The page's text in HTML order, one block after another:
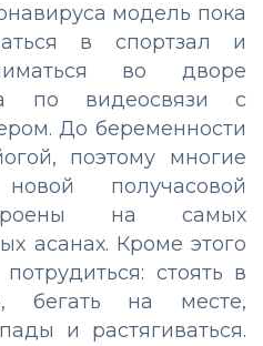
модель пока
в спортзал и
во дворе
по видеосвязи с
До беременности
поэтому многие
получасовой
на самых
асанах. Кроме этого
стоять в
бегать на месте,
и растягиваться.